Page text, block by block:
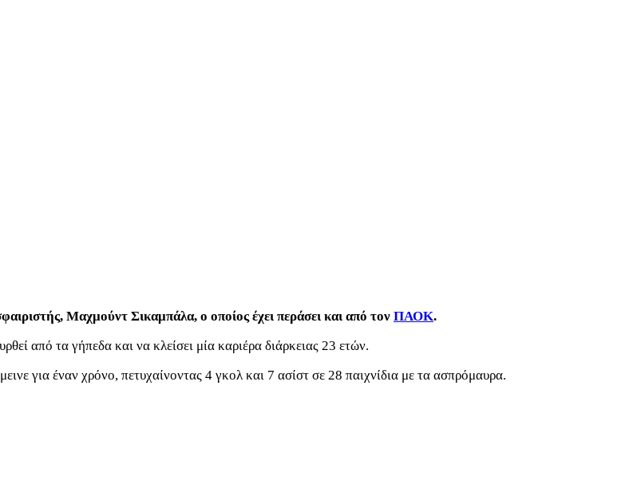
Μαχμούντ Σικαμπάλα, ο οποίος έχει περάσει και από τον ΠΑΟΚ.
από τα γήπεδα και να κλείσει μία καριέρα διάρκειας 23 ετών.
για έναν χρόνο, πετυχαίνοντας 4 γκολ και 7 ασίστ σε 28 παιχνίδια με τα ασπρόμαυρα.